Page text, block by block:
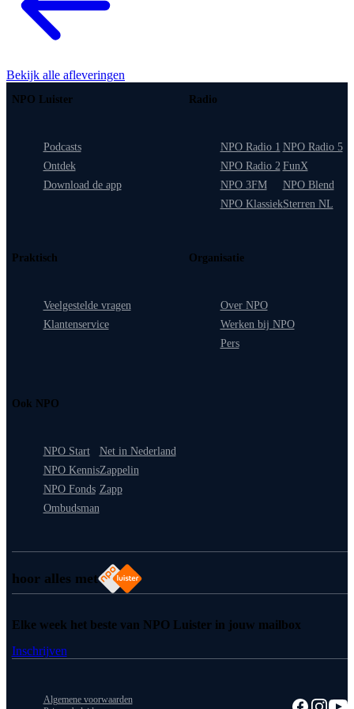
Bekijk alle afleveringen
hoor alles met
NPO Luister
Podcasts
Ontdek
Download de app
Radio
NPO Radio 1
NPO Radio 2
NPO 3FM
NPO Klassiek
NPO Radio 5
FunX
NPO Blend
Sterren NL
Praktisch
Veelgestelde vragen
Klantenservice
Organisatie
Over NPO
Werken bij NPO
Pers
Ook NPO
NPO Start
NPO Kennis
NPO Fonds
Ombudsman
Net in Nederland
Zappelin
Zapp
Elke week het beste van NPO Luister in jouw mailbox
Inschrijven
Algemene voorwaarden